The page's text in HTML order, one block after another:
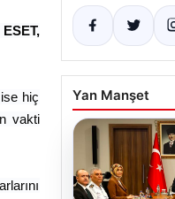
hiç
vakti
Yan Manşet